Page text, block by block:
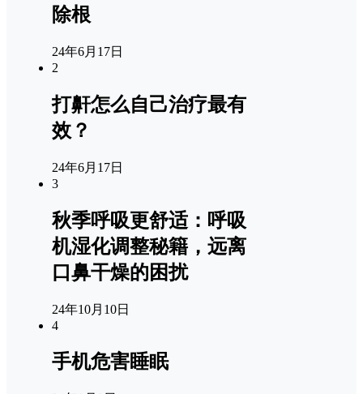
除根
24年6月17日
2
打鼾怎么自己治疗最有
效？
24年6月17日
3
秋季呼吸更舒适：呼吸
机湿化调整秘籍，远离
口鼻干燥的困扰
24年10月10日
4
手机危害睡眠